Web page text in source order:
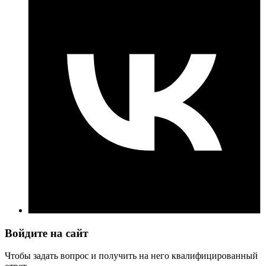
Войдите на сайт
Чтобы задать вопрос и получить на него квалифицированный